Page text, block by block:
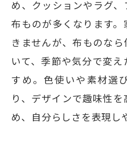
め、クッションやラグ、
布ものが多くなります
きませんが、布ものな
いて、季節や気分で変
すめ。色使いや素材選
り、デザインで趣味性
め、自分らしさを表現し